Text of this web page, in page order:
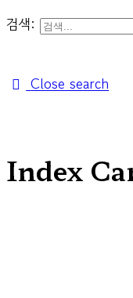
검색:
Close search
Index